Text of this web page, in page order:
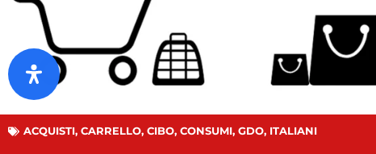
ACQUISTI, CARRELLO, CIBO, CONSUMI, GDO, ITALIANI